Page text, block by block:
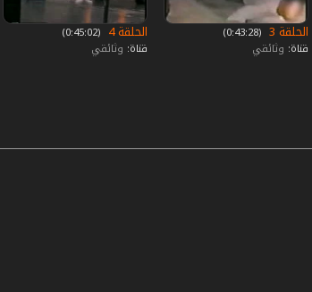
الحلقة 3
‏ (0:43:28)
قناة: وثائقي
الحلقة 4
‏ (0:45:02)
قناة: وثائقي